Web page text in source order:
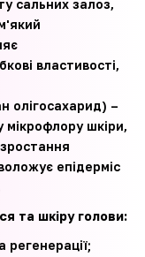
сальних залоз,
властивості,
олігосахарид) –
шкіри,
епідерміс
та шкіру голови:
регенерації;